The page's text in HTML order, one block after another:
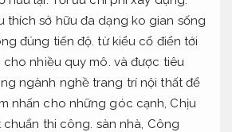
thích sở hữu đa dạng ko gian sống
đúng tiến độ. từ kiểu cổ điểntới
nhiều quy mô. và được tiêu
ngành nghềtrang trínội thất để
nhấn cho những góc cạnh, Chịu
chuẩn thi công. sàn nhà, Công